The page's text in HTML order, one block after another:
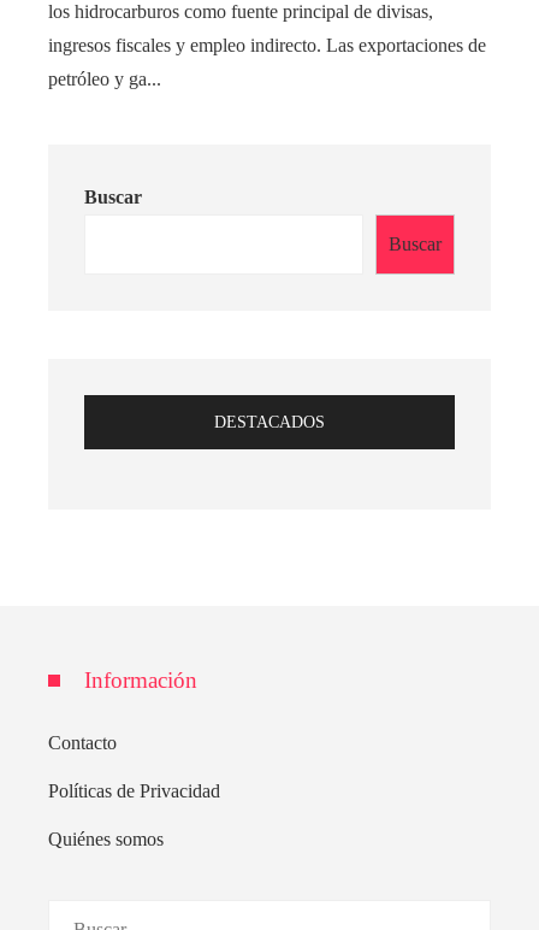
los hidrocarburos como fuente principal de divisas,
ingresos fiscales y empleo indirecto. Las exportaciones de
petróleo y ga...
Buscar
Buscar
DESTACADOS
Información
Contacto
Políticas de Privacidad
Quiénes somos